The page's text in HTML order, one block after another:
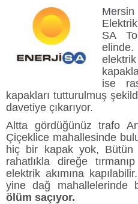
SA
ise
kapakları tutturulmuş
davetiye çıkarıyor.
Altta gördüğünüz trafo
Çiçeklice mahallesinde
hiç bir kapak yok, Bütün
rahatlıkla direğe
elektrik akımına
yine dağ mahallelerinde
ölüm saçıyor.